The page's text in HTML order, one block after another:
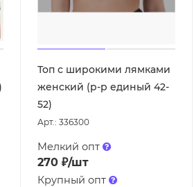
Топ с широкими лямками
женский (р-р единый 42-
52)
Арт.: 336300
Мелкий опт
270₽/шт
Крупный опт